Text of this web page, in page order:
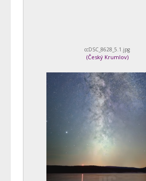
ccDSC_8628_5.1.jpg
(Český Krumlov)